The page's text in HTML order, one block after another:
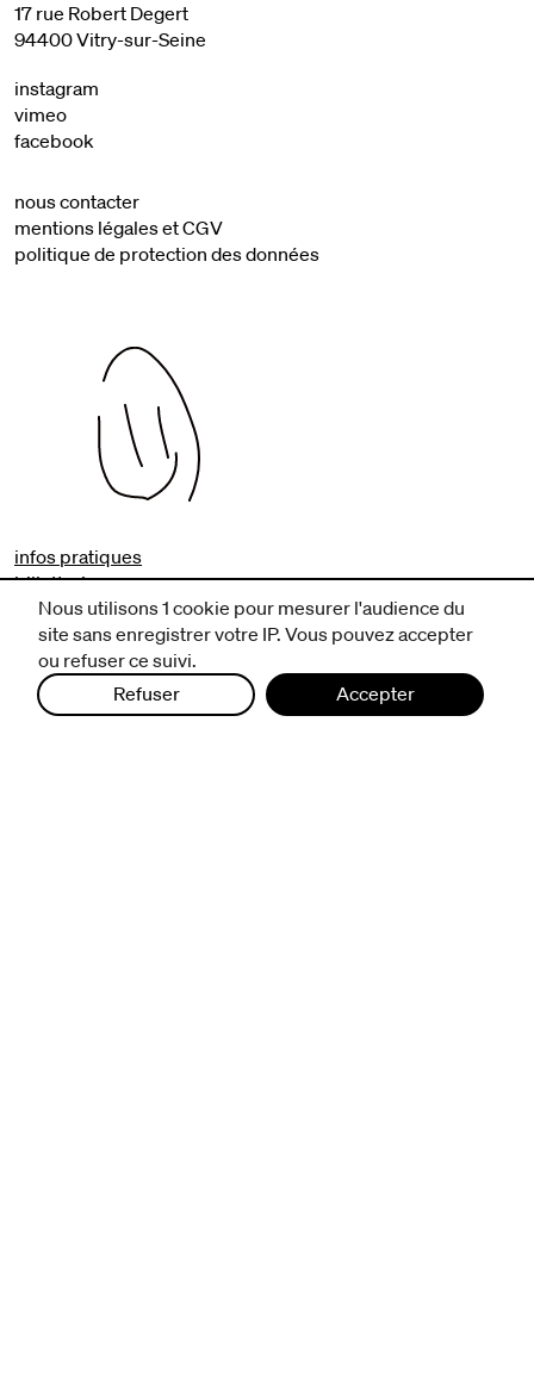
17 rue Robert Degert
94400 Vitry-sur-Seine
instagram
vimeo
facebook
nous contacter
mentions légales et CGV
politique de protection des données
infos pratiques
billetterie
nous suivre
excentriques
biennale de danse
du Val-de-Marne
Nous utilisons 1 cookie pour mesurer l'audience du
site sans enregistrer votre IP. Vous pouvez accepter
ou refuser ce suivi.
Refuser
Accepter